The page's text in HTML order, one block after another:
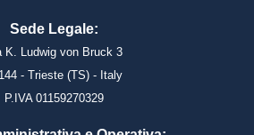
Sede Legale:
K. Ludwig von Bruck 3
- Trieste (TS) - Italy
P.IVA 01159270329